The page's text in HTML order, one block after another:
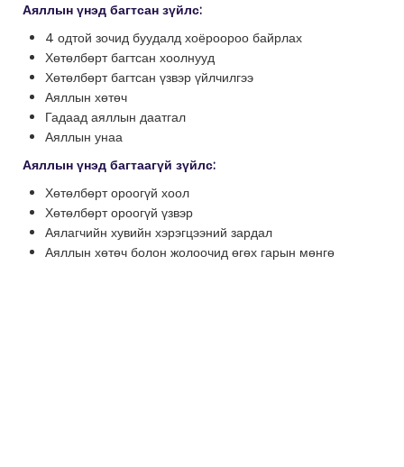
Аяллын үнэд багтсан зүйлс:
4 одтой зочид буудалд хоёроороо байрлах
Хөтөлбөрт багтсан хоолнууд
Хөтөлбөрт багтсан үзвэр үйлчилгээ
Аяллын хөтөч
Гадаад аяллын даатгал
Аяллын унаа
Аяллын үнэд багтаагүй зүйлс:
Хөтөлбөрт ороогүй хоол
Хөтөлбөрт ороогүй үзвэр
Аялагчийн хувийн хэрэгцээний зардал
Аяллын хөтөч болон жолоочид өгөх гарын мөнгө